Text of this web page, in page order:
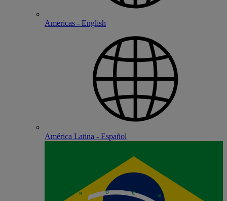
Americas - English
América Latina - Español